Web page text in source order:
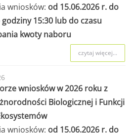
wniosków: od 15.06.2026 r. do
15:30 lub do czasu
kwoty naboru
czytaj więcej...
wniosków w 2026 roku z
Biologicznej i Funkcji
wniosków: od 15.06.2026 r. do